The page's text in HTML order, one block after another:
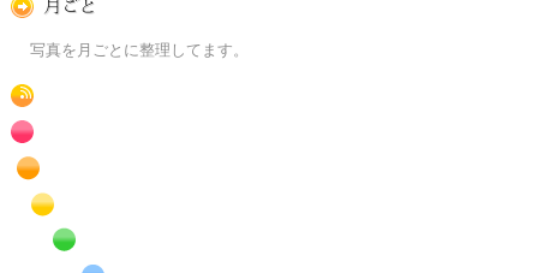
写真を月ごとに整理してます。
RSS
赤色の花のフリー写真素材
橙色の花のフリー写真素材
黄色の花のフリー写真素材
緑色の花のフリー写真素材